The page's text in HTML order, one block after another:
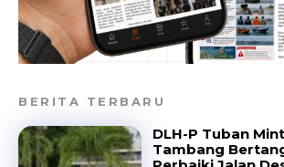
BERITA TERBARU
DLH-P Tuban
Tambang